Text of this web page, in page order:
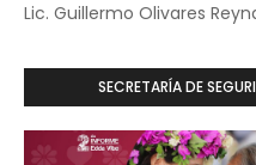
Lic. Guillermo Olivares
SECRETARÍA DE